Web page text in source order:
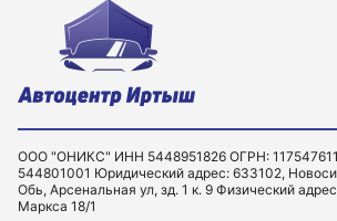
ООО "ОНИКС" ИНН 5448951826 ОГРН:
544801001 Юридический адрес: 633102,
Обь, Арсенальная ул, зд. 1 к. 9 Физический
Маркса 18/1